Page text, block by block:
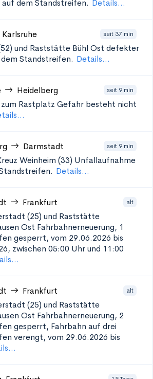
auf dem Standstreifen. Details...
Karlsruhe seit 37 min
und Raststätte Bühl Ost defekter
Standstreifen. Details...
Heidelberg seit 9 min
Rastplatz Gefahr besteht nicht
Darmstadt seit 9 min
Weinheim (33) Unfallaufnahme
Details...
Frankfurt alt
(25) und Raststätte
Ost Fahrbahnerneuerung, 1
gesperrt, vom 29.06.2026 bis
zwischen 05:00 Uhr und 11:00
Frankfurt alt
(25) und Raststätte
Ost Fahrbahnerneuerung, 2
gesperrt, Fahrbahn auf drei
verengt, vom 29.06.2026 bis